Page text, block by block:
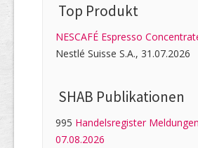
Top Produkt
NESCAFÉ Espresso
Nestlé Suisse S.A., 31.07.2026
SHAB Publi­kati­onen
995 Handelsregister
07.08.2026